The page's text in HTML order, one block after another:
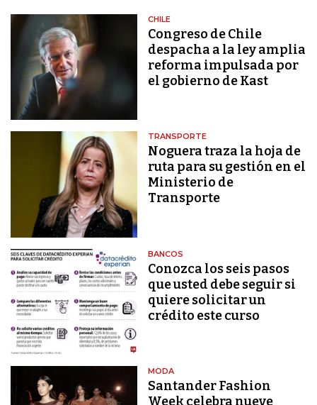
CHILE
Congreso de Chile
despacha a la ley amplia
reforma impulsada por
el gobierno de Kast
TRANSPORTE
Noguera traza la hoja de
ruta para su gestión en el
Ministerio de
Transporte
BANCOS
Conozca los seis pasos
que usted debe seguir si
quiere solicitar un
crédito este curso
MODA
Santander Fashion
Week celebra nueve